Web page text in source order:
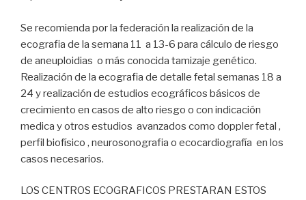
Se recomienda por la federación la realización de la
ecografia de la semana 11 a 13-6 para cálculo de riesgo
de aneuploidias o más conocida tamizaje genético.
Realización de la ecografia de detalle fetal semanas 18 a
24 y realización de estudios ecográficos básicos de
crecimiento en casos de alto riesgo o con indicación
medica y otros estudios avanzados como doppler fetal ,
perfil biofísico , neurosonografia o ecocardiografía en los
casos necesarios.
LOS CENTROS ECOGRAFICOS PRESTARAN ESTOS